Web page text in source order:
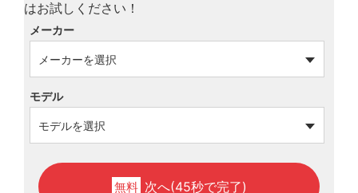
メーカー
モデル
無料 次へ(45秒で完了)